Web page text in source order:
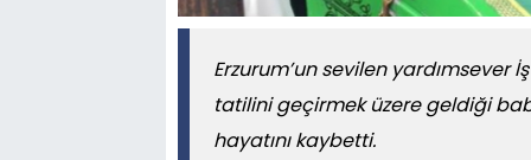
Erzurum’un sevilen yardımsever
tatilini geçirmek üzere geldiği
hayatını kaybetti.